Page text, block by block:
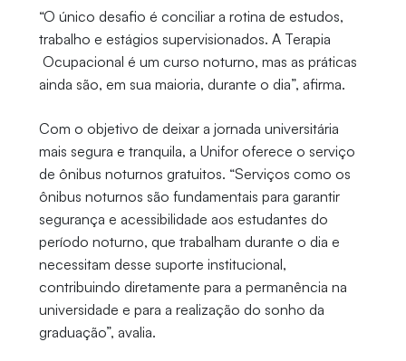
“O único desafio é conciliar a rotina de estudos,
trabalho e estágios supervisionados. A Terapia
Ocupacional é um curso noturno, mas as práticas
ainda são, em sua maioria, durante o dia”, afirma.
Com o objetivo de deixar a jornada universitária
mais segura e tranquila, a Unifor oferece o serviço
de ônibus noturnos gratuitos. “Serviços como os
ônibus noturnos são fundamentais para garantir
segurança e acessibilidade aos estudantes do
período noturno, que trabalham durante o dia e
necessitam desse suporte institucional,
contribuindo diretamente para a permanência na
universidade e para a realização do sonho da
graduação”, avalia.